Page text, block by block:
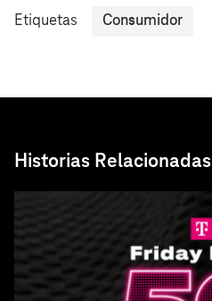
Etiquetas
Consumidor
Historias Relacionadas